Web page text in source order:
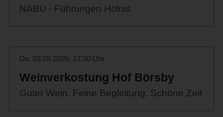
NABU - Führungen Holnis
Do. 03.09.2026, 17:30 Uhr
Weinverkostung Hof Börsby
Guter Wein. Feine Begleitung. Schöne Zeit